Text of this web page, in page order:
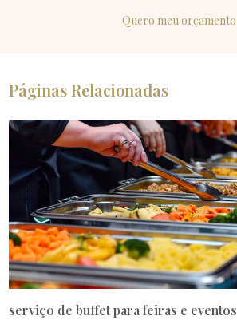
Quero meu orçamento
Páginas Relacionadas
serviço de buffet para feiras e eventos